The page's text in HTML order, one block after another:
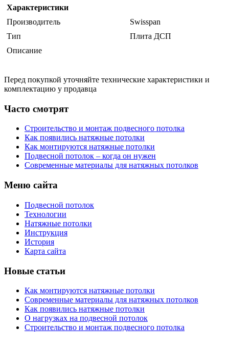
Характеристики
Производитель
Swisspan
Тип
Плита ДСП
Описание
Перед покупкой уточняйте технические характеристики и
комплектацию у продавца
Часто смотрят
Строительство и монтаж подвесного потолка
Как появились натяжные потолки
Как монтируются натяжные потолки
Подвесной потолок – когда он нужен
Современные материалы для натяжных потолков
Меню сайта
Подвесной потолок
Технологии
Натяжные потолки
Инструкция
История
Карта сайта
Новые статьи
Как монтируются натяжные потолки
Современные материалы для натяжных потолков
Как появились натяжные потолки
О нагрузках на подвесной потолок
Строительство и монтаж подвесного потолка